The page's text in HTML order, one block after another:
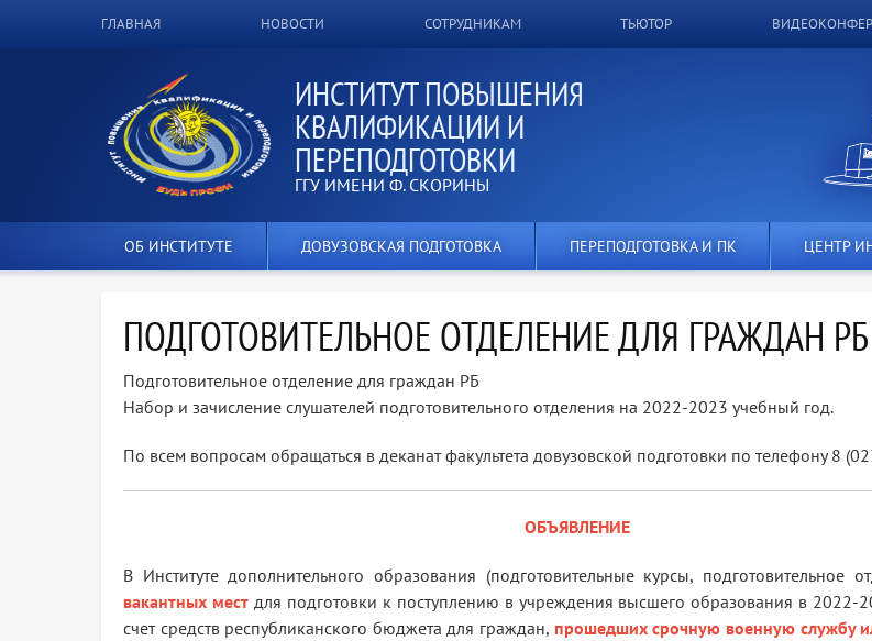
ВЕРХНЕЕ
ГЛАВНАЯ НОВОСТИ СОТРУДНИКАМ ТЬЮТОР
ИНСТИТУТ ПОВЫШЕНИЯ
КВАЛИФИКАЦИИ И
ПЕРЕПОДГОТОВКИ
ГГУ ИМЕНИ Ф. СКОРИНЫ
ОБ ИНСТИТУТЕ ДОВУЗОВСКАЯ ПОДГОТОВКА ПЕРЕПОДГОТОВКА И ПК ЦЕНТР
ПОДГОТОВИТЕЛЬНОЕ ОТДЕЛЕНИЕ ДЛЯ ГРАЖДАН РБ
Подготовительное отделение для граждан РБ
Набор и зачисление слушателей подготовительного отделения на 2022-2023 учебный год.
По всем вопросам обращаться в деканат факультета довузовской подготовки по телефону 8
ОБЪЯВЛЕНИЕ
В Институте дополнительного образования (подготовительные курсы, подготовительное
вакантных местдля подготовки к поступлению в учреждения высшего образования в 2022-
счет средств республиканского бюджета для граждан, прошедших срочную военную службу